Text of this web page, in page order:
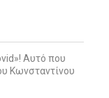
Αυτό που
Κωνσταντίνου